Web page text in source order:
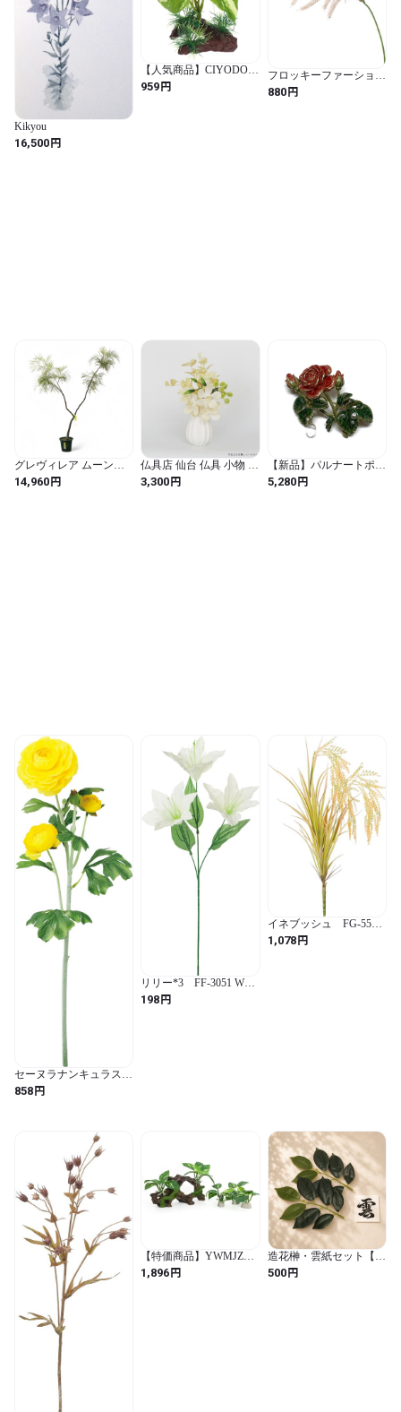
Kikyou
16,500円
【人気商品】CIYODO
水槽飾り 人工水草
6.10X3.62X2.36インチ プ
959円
フロッキーファーショー
ト FG-5250 BE
4961823473128
880円
グレヴィレア ムーンラ
イト 11 実生8年 7号鉢
129cm ネイティブプラン
14,960円
仏具店 仙台 仏具 小物 造
花・仏花 『 MF（メモリ
アルフラワー）陽 II 』
3,300円
【新品】パルナートポッ
ク モダンローズブロー
チ
5,280円
セーヌラナンキュラスス
プレー FA-7594 Y
4961823154997
858円
リリー*3 FF-3051 W
4961823460371
198円
イネブッシュ FG-5531
BE 4961823162183
1,078円
【特価商品】YWMJZEU
4 点セット 人工水草セッ
ト お手入れ簡単 流木水
1,896円
造花榊・雲紙セット【お
札立て取替用】
500円